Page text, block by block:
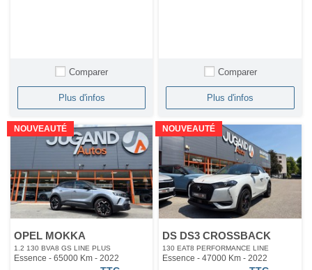
Comparer
Plus d'infos
Comparer
Plus d'infos
NOUVEAUTÉ
OPEL MOKKA
1.2 130 BVA8 GS LINE PLUS
Essence - 65000 Km - 2022
NOUVEAUTÉ
DS DS3 CROSSBACK
130 EAT8 PERFORMANCE LINE
Essence - 47000 Km- 2022